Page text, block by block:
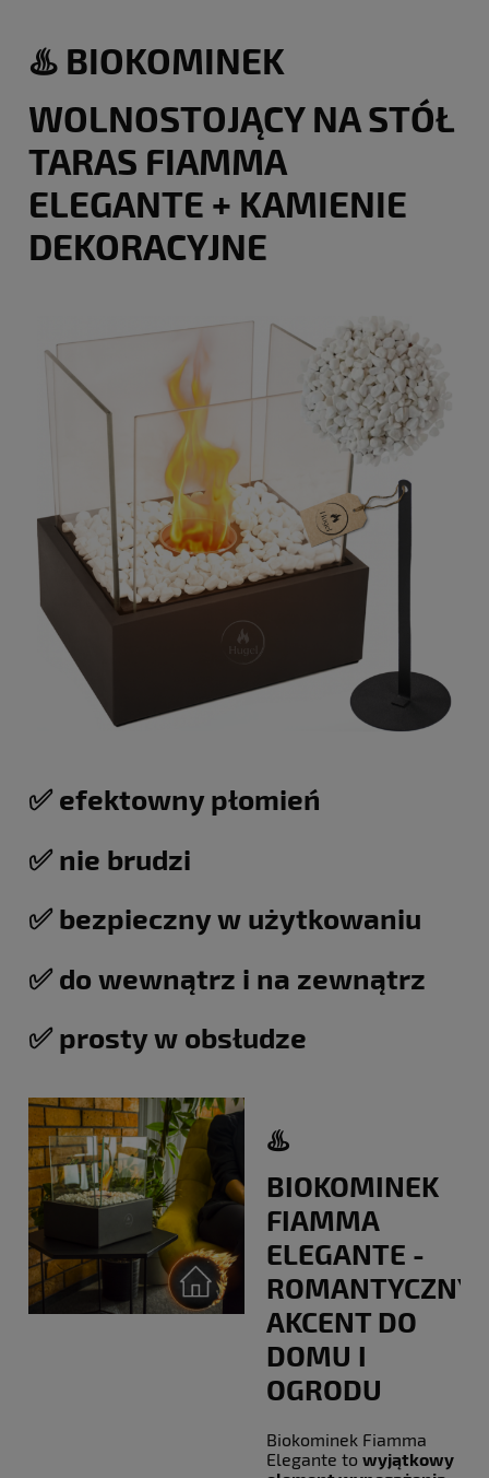
♨️ BIOKOMINEK
WOLNOSTOJĄCY NA STÓŁ
TARAS FIAMMA
ELEGANTE + KAMIENIE
DEKORACYJNE
✅ efektowny płomień
✅ nie brudzi
✅ bezpieczny w użytkowaniu
✅ do wewnątrz i na zewnątrz
✅ prosty w obsłudze
♨️
BIOKOMINEK
FIAMMA
ELEGANTE -
ROMANTYCZNY
AKCENT DO
DOMU I
OGRODU
Biokominek Fiamma
Elegante to wyjątkowy